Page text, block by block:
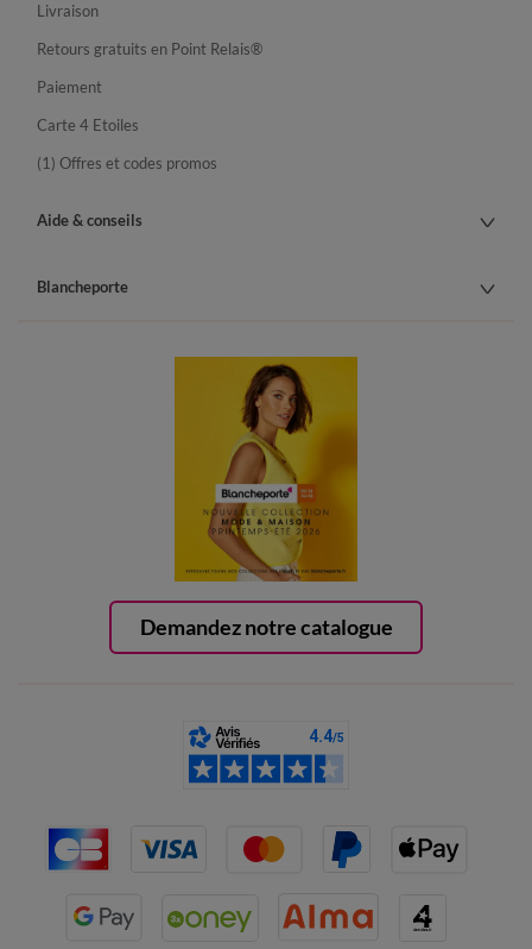
Demandez notre catalogue
Livraison
Retours gratuits en Point Relais®
Paiement
Carte 4 Etoiles
(1) Offres et codes promos
Aide & conseils
Blancheporte